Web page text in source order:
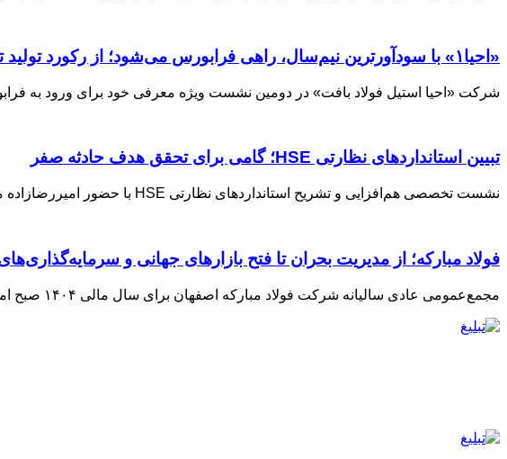
«احیا۱» با سودآورترین نیم‌سال، راهی فرابورس می‌شود؛ از رکورد تولید تا شفافیت در بازار سرمایه
شرکت «احیا استیل فولاد بافت» در دومین نشست ویژه معرفی خود برای ورود به
تبیین استانداردهای نظارتی HSE؛ گامی برای تحقق هدف حادثه صفر
نشست تخصصی هم‌افزایی و تشریح استانداردهای نظارتی HSE با حضور امیررضازاده معاون سرمایه‌های انسانی و مسئولیت‌های اجتماعی، مدیر واحد HSE
فولاد مبارکه؛ از مدیریت بحران تا فتح بازارهای جهانی و سرمایه‌گذاری‌های
مجمع‌عمومی عادی سالیانه شرکت فولاد مبارکه اصفهان برای سال مالی ۱۴۰۴ صبح امروز با حضور ۶۶.۹۹درصد سهامداران برگزار شد و